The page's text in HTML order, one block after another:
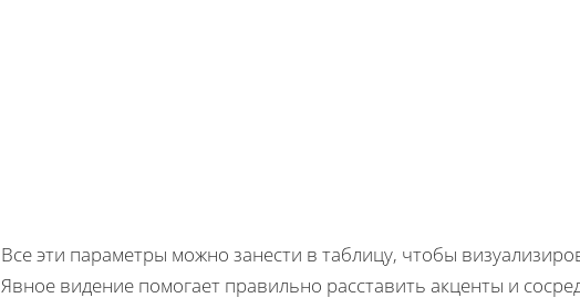
Все эти параметры можно занести в таблицу, чтобы
Явное видение помогает правильно расставить акценты и